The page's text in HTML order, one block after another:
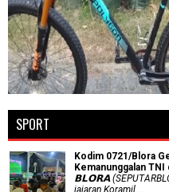
SPORT
Kodim 0721/Blora
Kemanunggalan TNI
𝗕𝗟𝗢𝗥𝗔
jajaran Koramil...